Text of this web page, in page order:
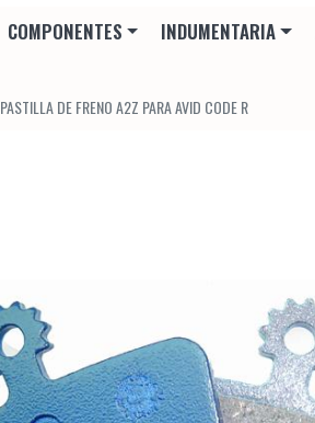
COMPONENTES INDUMENTARIA
PASTILLA DE FRENO A2Z PARA AVID CODE R